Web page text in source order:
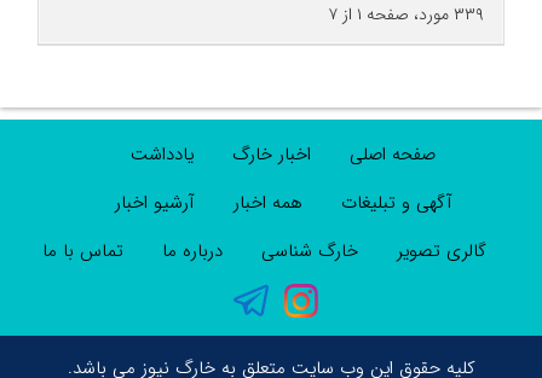
۳۳۹ مورد، صفحه ۱ از ۷
صفحه اصلی اخبار خارگ
یادداشت
آگهی و تبلیغات
همه اخبار
آرشیو اخبار
گالری تصویر
خارگ شناسی درباره ما تماس با ما
کلیه حقوق این وب سایت متعلق به خارگ نیوز می باشد.